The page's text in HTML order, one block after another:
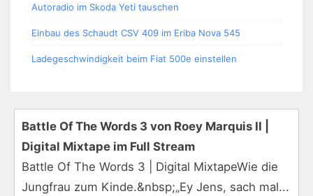
Autoradio im Skoda Yeti tauschen
Einbau des Schaudt CSV 409 im Eriba Nova 545
Ladegeschwindigkeit beim Fiat 500e einstellen
Battle Of The Words 3 von Roey Marquis II |
Digital Mixtape im Full Stream
Battle Of The Words 3 | Digital MixtapeWie die
Jungfrau zum Kinde.&nbsp;„Ey Jens, sach mal...